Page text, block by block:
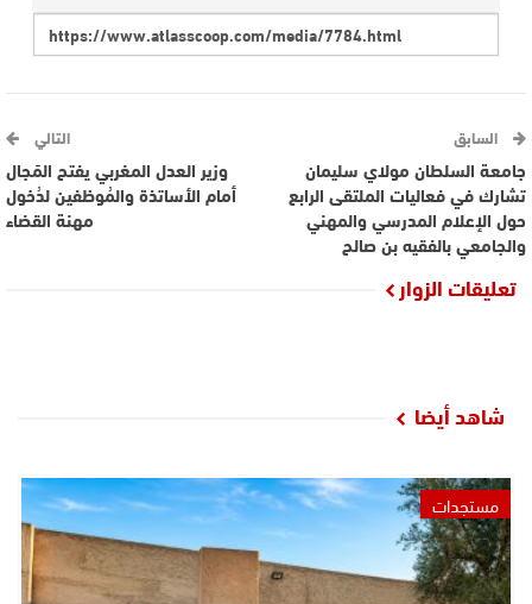
السابق
جامعة السلطان مولاي سليمان
تشارك في فعاليات الملتقى الرابع
حول الإعلام المدرسي والمهني
والجامعي بالفقيه بن صالح
التالي
وزير العدل المغربي يفتح المَجال
أمام الأساتذة والمُوظفين لدُخول
مهنة القضاء
تعليقات الزوار
شاهد أيضا
مستجدات